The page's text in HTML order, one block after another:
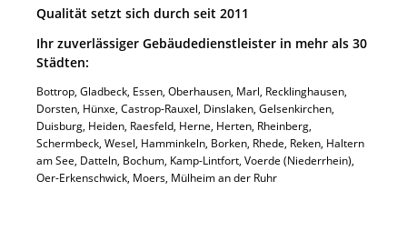
Qualität setzt sich durch seit 2011
Ihr zuverlässiger Gebäudedienstleister in mehr als 30
Städten:
Bottrop, Gladbeck, Essen, Oberhausen, Marl, Recklinghausen,
Dorsten, Hünxe, Castrop-Rauxel, Dinslaken, Gelsenkirchen,
Duisburg, Heiden, Raesfeld, Herne, Herten, Rheinberg,
Schermbeck, Wesel, Hamminkeln, Borken, Rhede, Reken, Haltern
am See, Datteln, Bochum, Kamp-Lintfort, Voerde (Niederrhein),
Oer-Erkenschwick, Moers, Mülheim an der Ruhr